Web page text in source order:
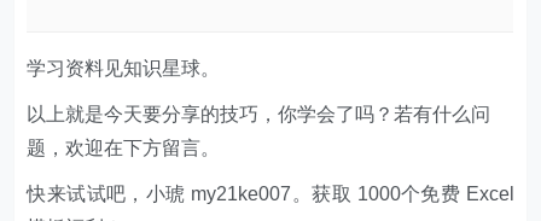
快来试试吧，小琥 my21ke007。获取 1000个免费 Excel
模板福利​​​​！
更多技巧， www.excelbook.cn
欢迎 加入零售创新知识星球，知识星球主要以数据分